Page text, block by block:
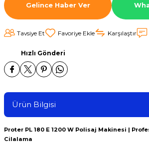
Gelince Haber Ver
Tavsiye Et Karşılaştır
Hızlı Gönderi
Ürün Bilgisi
Proter PL 180 E 1200 W Polisaj Makinesi |
Cilalama